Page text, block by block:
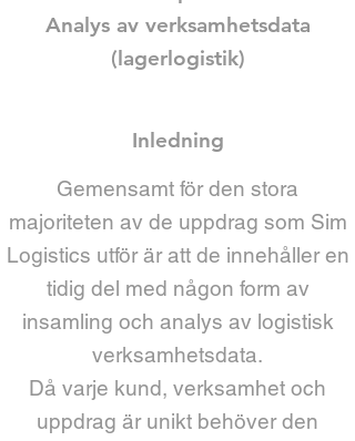
Analys av verksamhetsdata
(lagerlogistik)
Inledning
Gemensamt för den stora
majoriteten av de uppdrag som Sim
Logistics utför är att de innehåller en
tidig del med någon form av
insamling och analys av logistisk
verksamhetsdata.
Då varje kund, verksamhet och
uppdrag är unikt behöver den